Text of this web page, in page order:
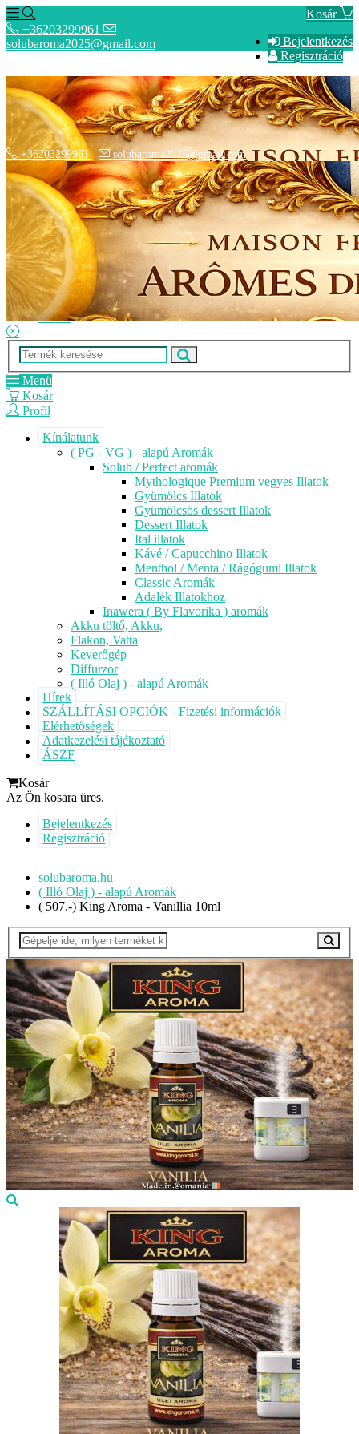
Kosár
Bejelentkezés
Regisztráció
+36203299961
solubaroma2025@gmail.com
Hírek
SZÁLLÍTÁSI OPCIÓK - Fizetési információk
Elérhetőségek
Adatkezelési tájékoztató
ÁSZF
+36203299961 solubaroma2025@gmail.com
Menü
Kosár
Profil
Kínálatunk
( PG - VG ) - alapú Aromák
Solub / Perfect aromák
Mythologique Premium vegyes Illatok
Gyümölcs Illatok
Gyümölcsös dessert Illatok
Dessert Illatok
Ital illatok
Kávé / Capucchino Illatok
Menthol / Menta / Rágógumi Illatok
Classic Aromák
Adalék Illatokhoz
Inawera ( By Flavorika ) aromák
Akku töltő, Akku,
Flakon, Vatta
Keverőgép
Diffurzor
( Illó Olaj ) - alapú Aromák
Hírek
SZÁLLÍTÁSI OPCIÓK - Fizetési információk
Elérhetőségek
Adatkezelési tájékoztató
ÁSZF
Kosár
Az Ön kosara üres.
Bejelentkezés
Regisztráció
solubaroma.hu
( Illó Olaj ) - alapú Aromák
( 507.-) King Aroma - Vanillia 10ml